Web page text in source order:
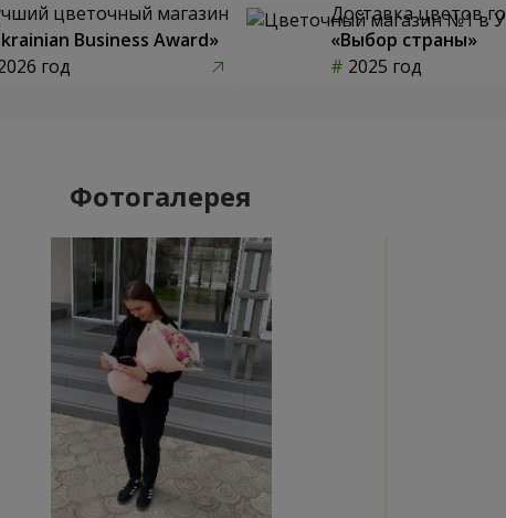
цветочный магазин
Business Award»
год
Доставка цветов
«Выбор страны»
2025 год
Фотогалерея